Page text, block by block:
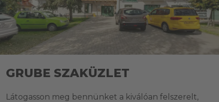
GRUBE SZAKÜZLET
Látogasson meg bennünket a kiválóan felszerelt,